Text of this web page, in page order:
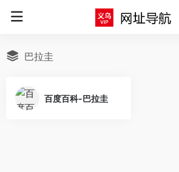
巴拉圭
百度百科-巴拉圭